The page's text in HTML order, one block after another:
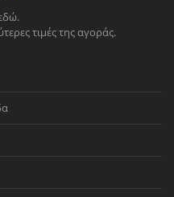
τιμές της αγοράς.